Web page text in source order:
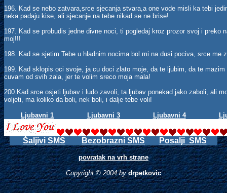
196. Kad se nebo zatvara,srce sjecanja stvara,a one vode misli ka tebi
neka padaju kise, ali sjecanje na tebe nikad se ne brise!
197. Kad se probudis jedne divne noci, ti pogledaj kroz prozor svoj i preko
moj!!!
198. Kad se sjetim Tebe u hladnim nocima bol mi na dusi pociva, srce me
199. Kad sklopis oci svoje, ja cu doci zlato moje, da te ljubim, da te
cuvam od svih zala, jer te volim sreco moja mala!
200.Kad srce osjeti ljubav i ludo zavoli, ta ljubav ponekad jako zaboli, ali
voljeti, ma koliko da boli, nek boli, i dalje tebe voli!
Ljubavni 1 Ljubavni 3 Ljubavni 4
Šaljivi SMS Bezobrazni SMS Posalji SMS
povratak na vrh strane
Copyright © 2004 by drpetkovic